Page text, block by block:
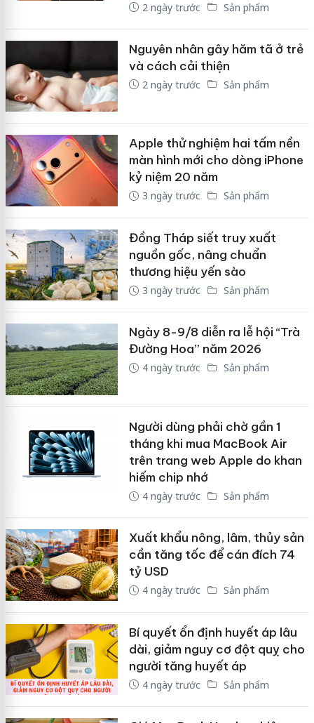
2 ngày trước Sản phẩm
Nguyên nhân gây hăm tã ở trẻ
và cách cải thiện
2 ngày trước Sản phẩm
Apple thử nghiệm hai tấm nền
màn hình mới cho dòng iPhone
kỷ niệm 20 năm
3 ngày trước Sản phẩm
Đồng Tháp siết truy xuất
nguồn gốc, nâng chuẩn
thương hiệu yến sào
3 ngày trước Sản phẩm
Ngày 8-9/8 diễn ra lễ hội “Trà
Đường Hoa” năm 2026
4 ngày trước Sản phẩm
Người dùng phải chờ gần 1
tháng khi mua MacBook Air
trên trang web Apple do khan
hiếm chip nhớ
4 ngày trước Sản phẩm
Xuất khẩu nông, lâm, thủy sản
cần tăng tốc để cán đích 74
tỷ USD
4 ngày trước Sản phẩm
Bí quyết ổn định huyết áp lâu
dài, giảm nguy cơ đột quỵ cho
người tăng huyết áp
4 ngày trước Sản phẩm